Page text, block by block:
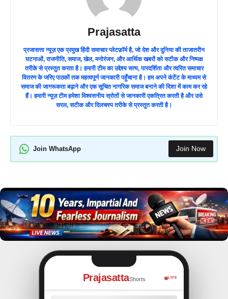
Prajasatta
प्रजासत्ता न्यूज़ एक प्रमुख हिंदी समाचार प्लेटफ़ॉर्म है, जो देश और दुनिया की ताजातरीन
घटनाओं, राजनीति, समाज, खेल, मनोरंजन, और आर्थिक खबरों को सटीक और निष्पक्ष
तरीके से प्रस्तुत करता है। हमारी टीम का उद्देश्य सत्य, पारदर्शिता और त्वरित समाचार
वितरण के जरिए पाठकों तक महत्वपूर्ण जानकारी पहुँचाना है। हम अपने कंटेंट के माध्यम से
समाज की जागरूकता बढ़ाने और एक सूचित नागरिक समाज बनाने की दिशा में काम कर रहे
हैं। हमारी न्यूज़ टीम हमेशा विश्वसनीय स्रोतों से जानकारी एकत्रित करती है और उसे
सरल, सटीक और दिलचस्प तरीके से प्रस्तुत करती है।
Join WhatsApp Join Now
PrajasattaShorts LIVE